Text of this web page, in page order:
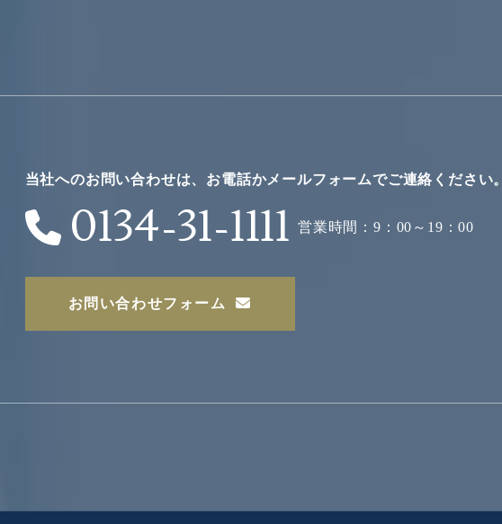
当社へのお問い合わせは、お電話かメールフォームでご連絡ください。
0134-31-1111 営業時間：9：00～19：00
お問い合わせフォーム